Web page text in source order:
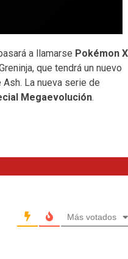
a llamarse Pokémon
que tendrá un nuevo
La nueva serie de
Megaevolución.
Más votados